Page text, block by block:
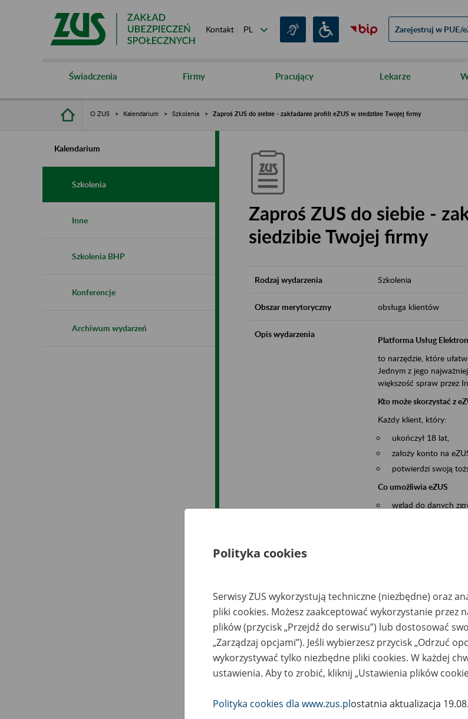
Kontakt Zarejestruj w PUE/
Świadczenia Firmy Pracujący Lekarze
O ZUS Kalendarium Szkolenia Zaproś ZUS do siebie - zakładanie profili eZUS w siedzibie Twojej firmy
Kalendarium
Szkolenia
Inne
Szkolenia BHP
Konferencje
Archiwum wydarzeń
Zaproś ZUS do siebie -
siedzibie Twojej firmy
Rodzaj wydarzenia Szkolenia
Obszar merytoryczny obsługa klientów
Opis wydarzenia
Platforma Usług
to narzędzie, które
Jednym z jego
większość spraw przez
Kto może skorzystać z
Każdy klient, który:
ukończył 18 lat,
założy konto na
potwierdzi swoją
Co umożliwia eZUS
wgląd do danych
składanie
zadawanie pytań i
umawianie się na
możesz sprawdzić
masz dostęp do
masz dostę do
Jeśli jesteś płatnikiem
możesz skorzystać z
ubezpieczeń,
możesz złożyć
Polityka cookies
Serwisy ZUS wykorzystują techniczne (niezbędne) oraz
pliki cookies. Możesz zaakceptować wykorzystanie przez
plików (przycisk „Przejdź do serwisu”) lub dostosować
„Zarządzaj opcjami”). Jeśli wybierzesz przycisk „Odrzuć
wykorzystywać tylko niezbędne pliki cookies. W każdej
ustawienia. Aby to zrobić, kliknij „Ustawienia plików
Polityka cookies dla www.zus.plostatnia aktualizacja